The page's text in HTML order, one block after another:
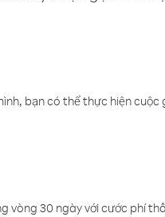
bạn có thể thực hiện cuộc
vòng 30 ngày với cước phí